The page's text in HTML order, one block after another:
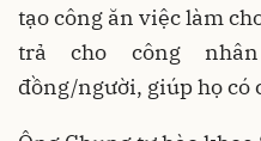
tạo công ăn việc làm
trả cho công
đồng/người, giúp họ có